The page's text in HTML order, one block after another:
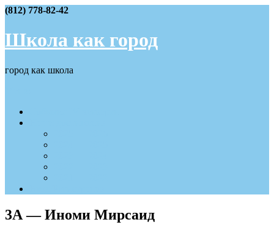
Skip
content
(812) 778-82-42
Школа как город
город как школа
3А — Иноми Мирсаид